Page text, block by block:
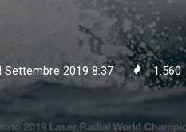
2019 8:37 1.560